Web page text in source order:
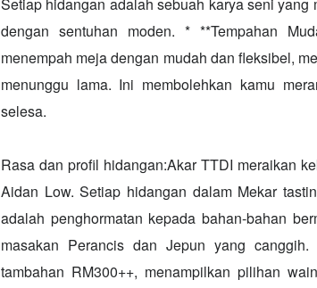
dengan sentuhan moden. * **Tempahan
menempah meja dengan mudah dan fleksibel,
menunggu lama. Ini membolehkan kamu
selesa.
Rasa dan profil hidangan:Akar TTDI meraikan
Aidan Low. Setiap hidangan dalam Mekar
adalah penghormatan kepada bahan-bahan
masakan Perancis dan Jepun yang
tambahan RM300++, menampilkan pilihan